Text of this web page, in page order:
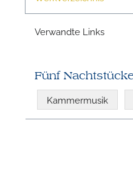
Verwandte Links
Fünf
Kammermusik